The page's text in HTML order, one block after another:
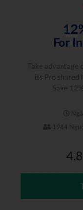
For
Take
its Pro
Save
1984
4.8